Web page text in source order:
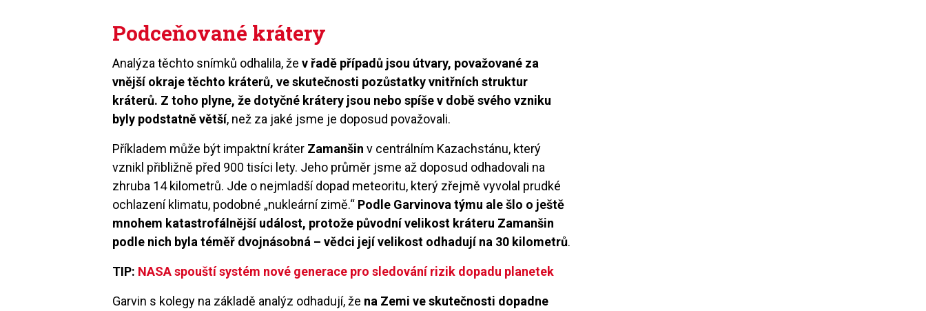
Podceňované krátery
Analýza těchto snímků odhalila, žev řadě případů jsou útvary, považované za
vnější okraje těchto kráterů, ve skutečnosti pozůstatky vnitřních struktur
kráterů. Z toho plyne, že dotyčné krátery jsou nebo spíše v době svého vzniku
byly podstatně větší, než za jaké jsme je doposud považovali.
Příkladem může být impaktní kráter Zamanšin v centrálním Kazachstánu, který
vznikl přibližně před 900 tisíci lety. Jeho průměr jsme až doposud odhadovali na
zhruba 14 kilometrů. Jde o nejmladší dopad meteoritu, který zřejmě vyvolal prudké
ochlazení klimatu, podobné „nukleární zimě.“ Podle Garvinova týmu ale šlo o ještě
mnohem katastrofálnější událost, protože původní velikost kráteru Zamanšin
podle nich byla téměř dvojnásobná – vědci její velikost odhadují na 30 kilometrů.
TIP: NASA spouští systém nové generace pro sledování rizik dopadu planetek
Garvin s kolegy na základě analýz odhadují, že na Zemi ve skutečnosti dopadne